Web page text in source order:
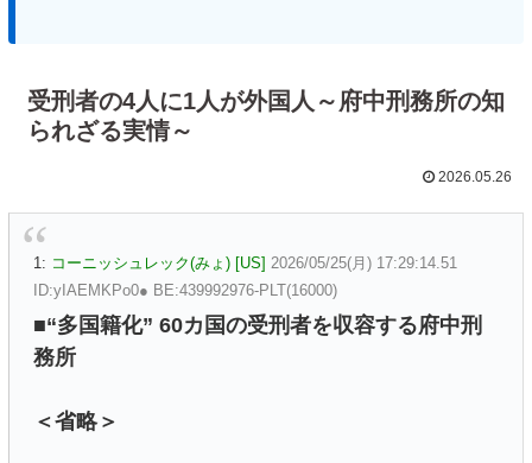
受刑者の4人に1人が外国人～府中刑務所の知
られざる実情～
2026.05.26
1: コーニッシュレック(みょ) [US] 2026/05/25(月) 17:29:14.51
ID:yIAEMKPo0● BE:439992976-PLT(16000)
■“多国籍化” 60カ国の受刑者を収容する府中刑
務所
＜省略＞